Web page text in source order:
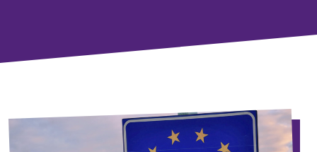
Städteteams im Ruhrgebiet